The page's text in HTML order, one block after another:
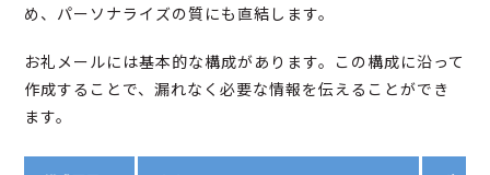
め、パーソナライズの質にも直結します。
お礼メールには基本的な構成があります。この構成に沿って
作成することで、漏れなく必要な情報を伝えることができ
ます。